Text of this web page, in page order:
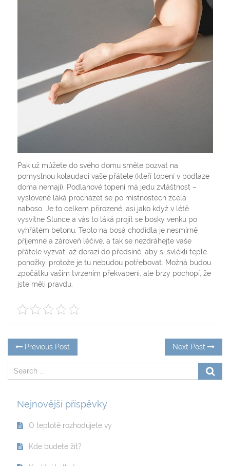
Pak už můžete do svého domu směle pozvat na
pomyslnou kolaudaci vaše přátele (kteří topení v podlaze
doma nemají). Podlahové topení má jedu zvláštnost –
vysloveně láká procházet se po místnostech zcela
naboso. Je to celkem přirozené, asi jako když v létě
vysvitne Slunce a vás to láká projít se bosky venku po
vyhřátém betonu. Teplo na bosá chodidla je nesmírně
příjemné a zároveň léčivé, a tak se nezdráhejte vaše
přátele vyzvat, až dorazí do předsíně, aby si svlékli teplé
ponožky, protože je tu nebudou potřebovat. Možná budou
zpočátku vaším tvrzením překvapeni, ale brzy pochopí, že
jste měli pravdu.
Navigace
pro
příspěvek
Previous Post
post:
Next Post
Nejnovější příspěvky
O teplotě rozhodujete vy
Kde budete žít?